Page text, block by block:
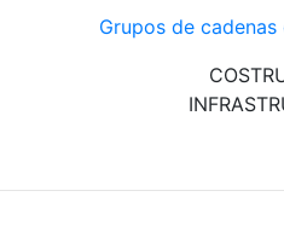
Grupos de